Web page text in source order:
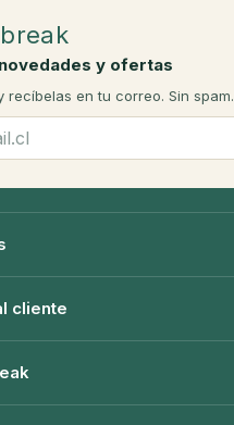
break
y ofertas
recíbelas en tu correo. Sin spam.
cliente